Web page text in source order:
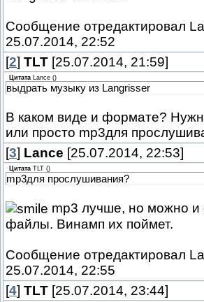
Сообщение отредактировал
25.07.2014, 22:52
[2] TLT [25.07.2014, 21:59]
Цитата Lance ()
выдрать музыку из Langrisser
В каком виде и формате?
или просто mp3для
[3] Lance [25.07.2014, 22:53]
Цитата TLT ()
mp3для прослушивания?
mp3 лучше, но можно и
файлы. Винамп их поймет.
Сообщение отредактировал
25.07.2014, 22:55
[4] TLT [25.07.2014, 23:44]